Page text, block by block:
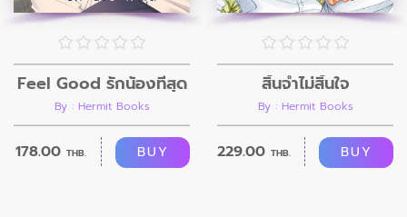
Feel Good รักน้องที่สุด
By : Hermit Books
178.00 THB. BUY
สิ้นจำไม่สิ้นใจ
By : Hermit Books
229.00 THB. BUY